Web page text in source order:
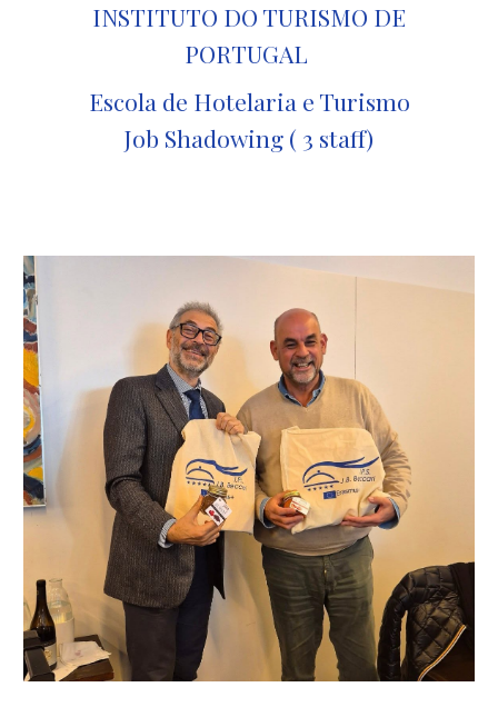
INSTITUTO DO TURISMO DE
PORTUGAL
Escola de Hotelaria e Turismo
Job Shadowing ( 3 staff)